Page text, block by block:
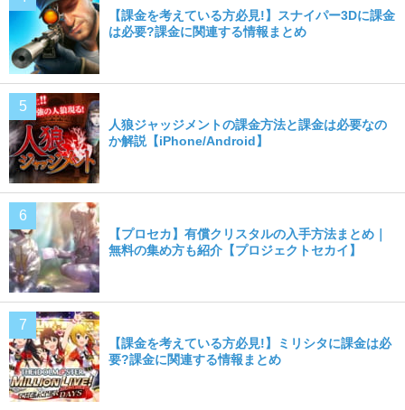
【課金を考えている方必見!】スナイパー3Dに課金
は必要?課金に関連する情報まとめ
人狼ジャッジメントの課金方法と課金は必要なの
か解説【iPhone/Android】
【プロセカ】有償クリスタルの入手方法まとめ｜
無料の集め方も紹介【プロジェクトセカイ】
【課金を考えている方必見!】ミリシタに課金は必
要?課金に関連する情報まとめ